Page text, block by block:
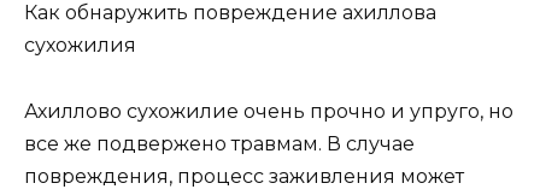
Как обнаружить повреждение ахиллова
сухожилия
Ахиллово сухожилие очень прочно и упруго, но
все же подвержено травмам. В случае
повреждения, процесс заживления может